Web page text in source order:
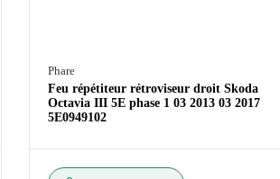
Phare
Feu répétiteur rétroviseur droit Skoda
Octavia III 5E phase 1 03 2013 03 2017
5E0949102